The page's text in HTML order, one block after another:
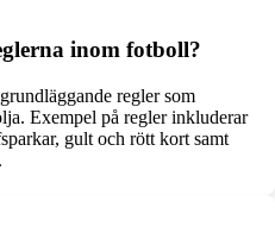
inom fotboll?
regler som
Exempel på regler inkluderar
gult och rött kort samt